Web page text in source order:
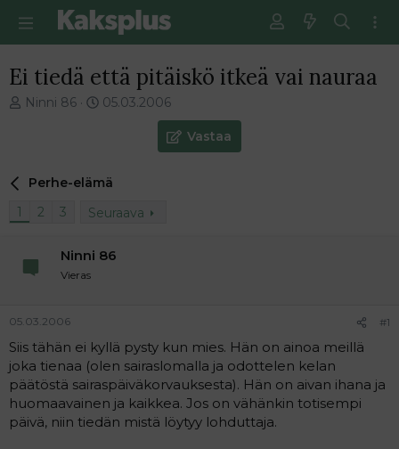
Ei tiedä että pitäiskö itkeä vai nauraa
V
e
u
l
i
t
t
a
j
Ninni 86
E
m
i
e
s
t
i
05.03.2006
Vastaa
Perhe-elämä
1
2 3 Seuraava
Ninni 86
Vieras
05.03.2006 #1
Siis tähän ei kyllä pysty kun mies. Hän on ainoa meillä
joka tienaa (olen sairaslomalla ja odottelen kelan
päätöstä sairaspäiväkorvauksesta). Hän on aivan ihana ja
huomaavainen ja kaikkea. Jos on vähänkin totisempi
päivä, niin tiedän mistä löytyy lohduttaja.